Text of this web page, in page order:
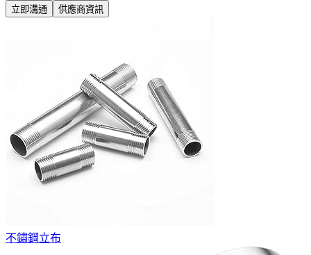
立即溝通 供應商資訊
不鏽鋼立布